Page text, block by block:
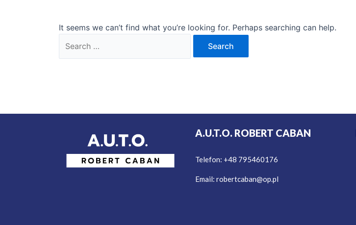
It seems we can’t find what you’re looking for. Perhaps searching can help.
A.U.T.O. ROBERT CABAN
Telefon: +48 795460176
Email: robertcaban@op.pl